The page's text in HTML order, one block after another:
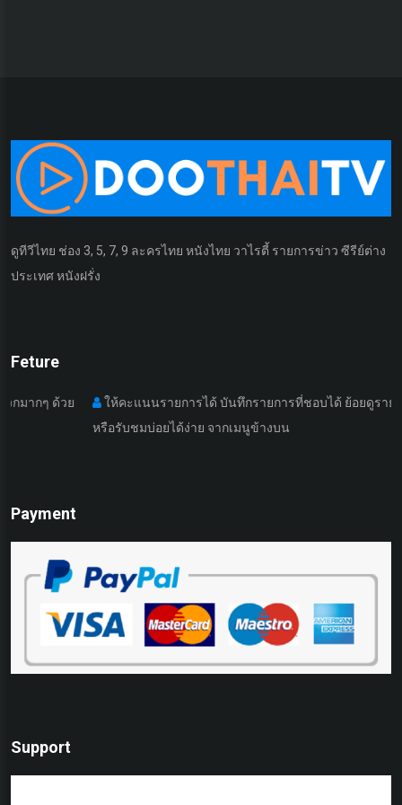
ดูทีวีไทย ช่อง 3, 5, 7, 9 ละครไทย หนังไทย วาไรตี้ รายการข่าว ซีรีย์ต่าง
ประเทศ หนังฝรั่ง
Feture
วย
ให้คะแนนรายการได้ บันทึกรายการที่ชอบได้ ย้อยดูรายการที่เคย
หรือรับชมบ่อยได้ง่าย จากเมนูข้างบน
Payment
Support